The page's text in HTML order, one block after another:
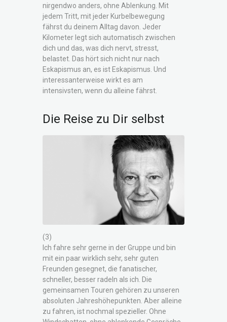
nirgendwo anders, ohne Ablenkung. Mit
jedem Tritt, mit jeder Kurbelbewegung
fährst du deinem Alltag davon. Jeder
Kilometer legt sich automatisch zwischen
dich und das, was dich nervt, stresst,
belastet. Das hört sich nicht nur nach
Eskapismus an, es ist Eskapismus. Und
interessanterweise wirkt es am
intensivsten, wenn du alleine fährst.
Die Reise zu Dir selbst
(3)
Ich fahre sehr gerne in der Gruppe und bin
mit ein paar wirklich sehr, sehr guten
Freunden gesegnet, die fanatischer,
schneller, besser radeln als ich. Die
gemeinsamen Touren gehören zu unseren
absoluten Jahreshöhepunkten. Aber alleine
zu fahren, ist nochmal spezieller. Ohne